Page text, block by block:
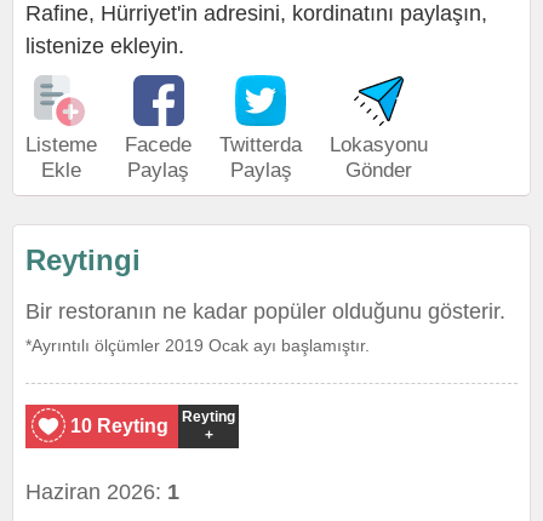
Rafine, Hürriyet'in adresini, kordinatını paylaşın,
listenize ekleyin.
Listeme
Ekle
Facede
Paylaş
Twitterda
Paylaş
Lokasyonu
Gönder
Reytingi
Bir restoranın ne kadar popüler olduğunu gösterir.
*Ayrıntılı ölçümler 2019 Ocak ayı başlamıştır.
10 Reyting
Reyting
+
Haziran 2026: 1